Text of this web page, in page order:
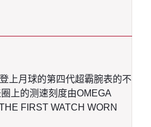
上月球的第四代超霸腕表的不
上的测速刻度由OMEGA
FIRST WATCH WORN